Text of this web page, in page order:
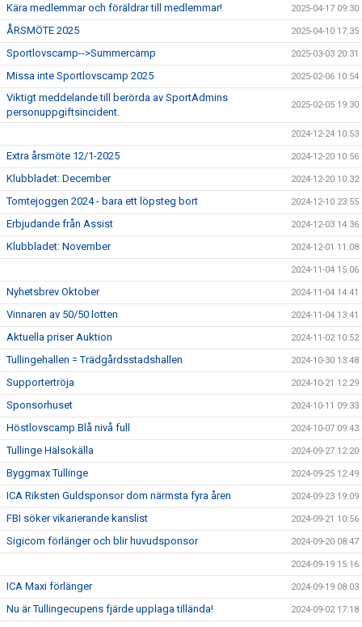
Kära medlemmar och föräldrar till medlemmar! 2025-04-17 09:30
ÅRSMÖTE 2025 2025-04-10 17:35
Sportlovscamp-->Summercamp 2025-03-03 20:31
Missa inte Sportlovscamp 2025 2025-02-06 10:54
Viktigt meddelande till berörda av SportAdmins
personuppgiftsincident.
2025-02-05 19:30
2024-12-24 10:53
Extra årsmöte 12/1-2025 2024-12-20 10:56
Klubbladet: December 2024-12-20 10:32
Tomtejoggen 2024 - bara ett löpsteg bort 2024-12-10 23:55
Erbjudande från Assist 2024-12-03 14:36
Klubbladet: November 2024-12-01 11:08
2024-11-04 15:06
Nyhetsbrev Oktober 2024-11-04 14:41
Vinnaren av 50/50 lotten 2024-11-04 13:41
Aktuella priser Auktion 2024-11-02 10:52
Tullingehallen = Trädgårdsstadshallen 2024-10-30 13:48
Supportertröja 2024-10-21 12:29
Sponsorhuset 2024-10-11 09:33
Höstlovscamp Blå nivå full 2024-10-07 09:43
Tullinge Hälsokälla 2024-09-27 12:20
Byggmax Tullinge 2024-09-25 12:49
ICA Riksten Guldsponsor dom närmsta fyra åren 2024-09-23 19:09
FBI söker vikarierande kanslist 2024-09-21 10:56
Sigicom förlänger och blir huvudsponsor 2024-09-20 08:47
2024-09-19 15:16
ICA Maxi förlänger 2024-09-19 08:03
Nu är Tullingecupens fjärde upplaga tillända! 2024-09-02 17:18